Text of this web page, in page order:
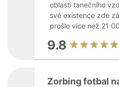
oblasti tanečního
své existence zde
prošlo více než 21
9.8
Zorbing fotbal